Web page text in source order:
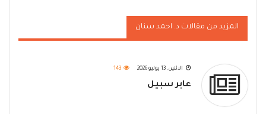
المزيد من مقالات د. احمد سنان
الاثنين, 13 يوليو 2026 143
عابر سبيل